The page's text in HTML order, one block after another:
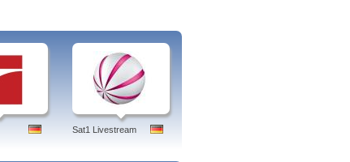
Sat1 Livestream